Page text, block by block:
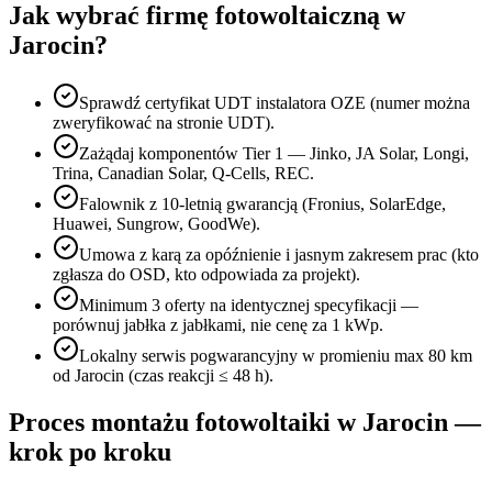
Jak wybrać firmę fotowoltaiczną w
Jarocin?
Sprawdź certyfikat UDT instalatora OZE (numer można
zweryfikować na stronie UDT).
Zażądaj komponentów Tier 1 — Jinko, JA Solar, Longi,
Trina, Canadian Solar, Q-Cells, REC.
Falownik z 10-letnią gwarancją (Fronius, SolarEdge,
Huawei, Sungrow, GoodWe).
Umowa z karą za opóźnienie i jasnym zakresem prac (kto
zgłasza do OSD, kto odpowiada za projekt).
Minimum 3 oferty na identycznej specyfikacji —
porównuj jabłka z jabłkami, nie cenę za 1 kWp.
Lokalny serwis pogwarancyjny w promieniu max 80 km
od Jarocin (czas reakcji ≤ 48 h).
Proces montażu fotowoltaiki w Jarocin —
krok po kroku